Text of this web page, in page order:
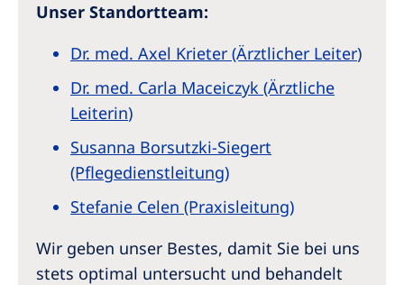
Unser Standortteam:
Dr. med. Axel Krieter (Ärztlicher Leiter)
Dr. med. Carla Maceiczyk (Ärztliche
Leiterin)
Susanna Borsutzki-Siegert
(Pflegedienstleitung)
Stefanie Celen (Praxisleitung)
Wir geben unser Bestes, damit Sie bei uns
stets optimal untersucht und behandelt